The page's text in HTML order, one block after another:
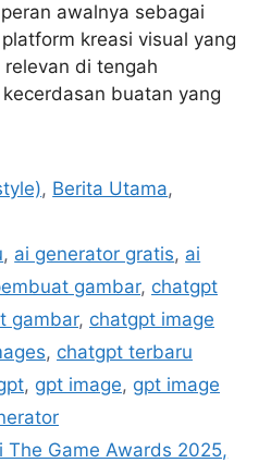
awalnya sebagai
kreasi visual yang
di tengah
buatan yang
, Berita Utama,
, ai generator gratis, ai
gambar, chatgpt
gambar, chatgpt image
, chatgpt terbaru
, gpt image, gpt image
The Game Awards 2025,